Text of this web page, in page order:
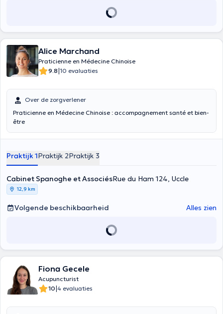
Alice Marchand
Praticienne en Médecine Chinoise
9.8|10 evaluaties
Over de zorgverlener
Praticienne en Médecine Chinoise : accompagnement santé et bien-
être
Praktijk 1Praktijk 2Praktijk 3
Cabinet Spanoghe et AssociésRue du Ham 124, Uccle
12,9 km
Volgende beschikbaarheid Alles zien
Fiona Gecele
Acupuncturist
10|4 evaluaties